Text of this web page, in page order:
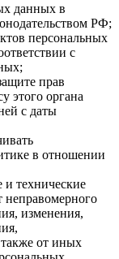
данных в
РФ;
персональных
с
прав
этого органа
с даты
в отношении
технические
изменения,
от иных